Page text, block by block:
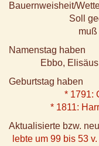
Bauernweisheit/
Soll
muß
Namenstag haben
Ebbo,
Geburtstag haben
* 1791:
* 1811:
Aktualisierte bzw.
lebte um 99 bis 53